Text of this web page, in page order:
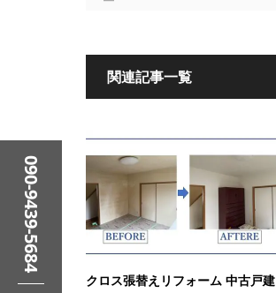
関連記事一覧
クロス張替えリフォーム 中古戸建
090-9439-5684